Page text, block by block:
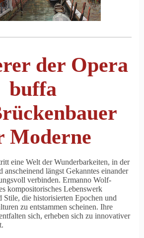
der Opera
buffa
Moderne
eine Welt der Wunderbarkeiten, in der
anscheinend längst Gekanntes einander
verbinden. Ermanno Wolf-
kompositorisches Lebenswerk
Stile, die historisierten Epochen und
zu entstammen scheinen. Ihre
sich, erheben sich zu innovativer